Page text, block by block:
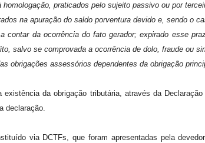
praticados pelo sujeito passivo ou por
na apuração do saldo porventura devido e, sendo o
da ocorrência do fato gerador; expirado esse
salvo se comprovada a ocorrência de dolo, fraude ou
obrigações assessórios dependentes da obrigação
da obrigação tributária, através da
declaração.
via DCTFs, que foram apresentadas pela